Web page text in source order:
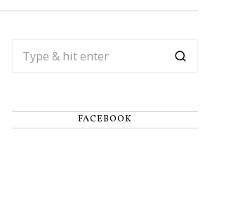
FACEBOOK